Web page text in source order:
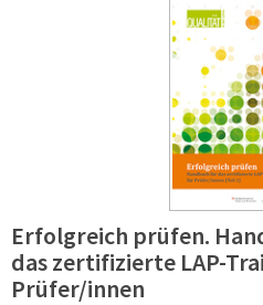
Erfolgreich prüfen.
das zertifizierte LAP-
Prüfer/innen